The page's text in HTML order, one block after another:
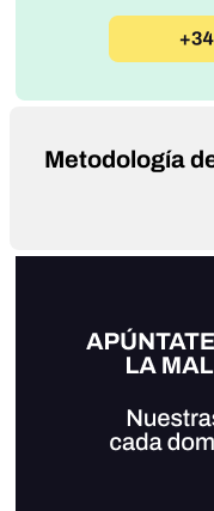
Metodología